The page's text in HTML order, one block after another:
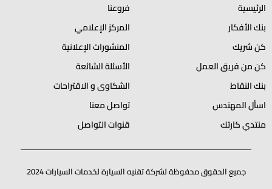
الرئيسية
بنك الأفكار
كن شريك
كن من فريق العمل
بنك النقاط
اسأل المهندس
منتدي كارتك
فروعنا
المركز الإعلامي
المنشورات الإعلانية
الأسئلة الشائعة
الشكاوى و الاقتراحات
تواصل معنا
قنوات التواصل
جميع الحقوق محفوظة لشركة تقنيه السيارة لخدمات السيارات 2024